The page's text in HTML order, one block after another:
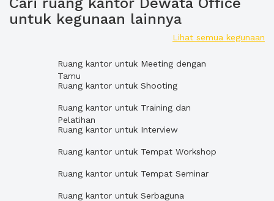
untuk kegunaan lainnya
Lihat semua kegunaan
Ruang kantor untuk Meeting dengan
Tamu
Ruang kantor untuk Shooting
Ruang kantor untuk Training dan
Pelatihan
Ruang kantor untuk Interview
Ruang kantor untuk Tempat Workshop
Ruang kantor untuk Tempat Seminar
Ruang kantor untuk Serbaguna